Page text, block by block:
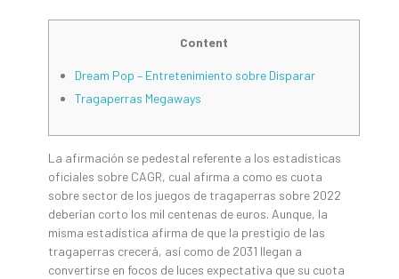
Content
Dream Pop – Entretenimiento sobre Disparar
Tragaperras Megaways
La afirmación se pedestal referente a los estadísticas
oficiales sobre CAGR, cual afirma a como es cuota
sobre sector de los juegos de tragaperras sobre 2022
deberían corto los mil centenas de euros. Aunque, la
misma estadística afirma de que la prestigio de las
tragaperras crecerá, así­ como de 2031 llegan a
convertirse en focos de luces expectativa que su cuota